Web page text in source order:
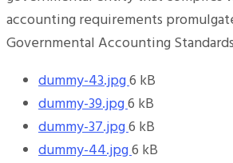
accounting requirements
Governmental Accounting
dummy-43.jpgVeľkosť
súboru:
6 kB
dummy-39.jpgVeľkosť
súboru:
6 kB
dummy-37.jpgVeľkosť
súboru:
6 kB
dummy-44.jpgVeľkosť
6 kB